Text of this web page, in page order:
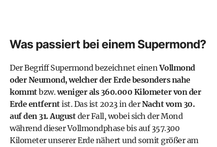
Was passiert bei einem Supermond?
Der Begriff Supermond bezeichnet einenVollmond
oder Neumond, welcher der Erde besonders nahe
kommtbzw.weniger als 360.000 Kilometer von der
Erde entferntist. Das ist 2023 in derNacht vom 30.
auf den 31. Augustder Fall, wobei sich der Mond
während dieser Vollmondphase bis auf 357.300
Kilometer unserer Erde nähert und somit größer am